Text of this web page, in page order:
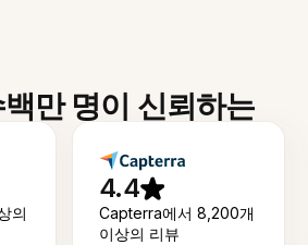
만 명이 신뢰하는
의
4.4
Capterra에서 8,200개
이상의 리뷰